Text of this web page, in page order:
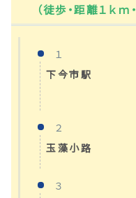
（徒歩・距離１ｋ
１
下今市駅
２
玉藻小路
３